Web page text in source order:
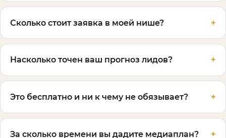
Сколько стоит заявка в моей нише?
Насколько точен ваш прогноз лидов?
Это бесплатно и ни к чему не обязывает?
За сколько времени вы дадите медиаплан?